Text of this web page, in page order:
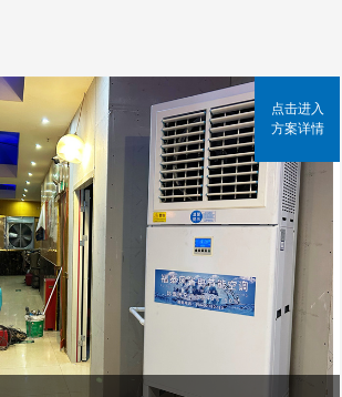
点击进入
方案详情